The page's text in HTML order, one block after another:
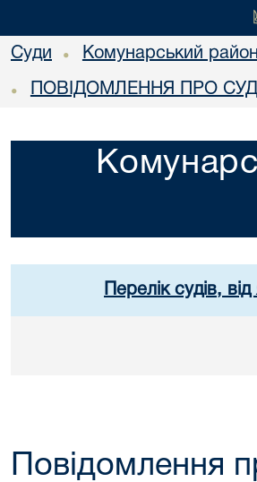
Суди • Комунарський
• ПОВІДОМЛЕННЯ ПРО
Перелік судів,
Повідомлення